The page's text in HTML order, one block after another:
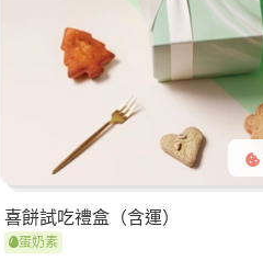
喜餅試吃禮盒（含運）
蛋奶素